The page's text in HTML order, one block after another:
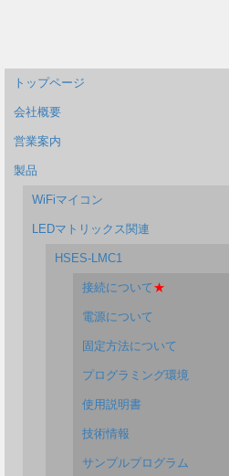
トップページ
会社概要
営業案内
製品
WiFiマイコン
LEDマトリックス関連
HSES-LMC1
接続について★
電源について
固定方法について
プログラミング環境
使用説明書
技術情報
サンプルプログラム